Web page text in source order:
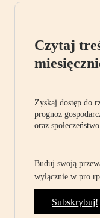
Czytaj
Zyskaj dostęp do
prognoz
oraz
Buduj swoją
wyłącznie w
Subskrybuj!